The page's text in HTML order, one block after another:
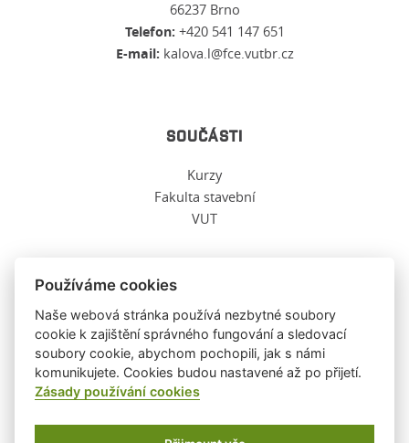
66237 Brno
Telefon: +420 541 147 651
E-mail: kalova.l@fce.vutbr.cz
SOUČÁSTI
Kurzy
Fakulta stavební
VUT
O TĚCHTO WWW
Ochrana osobních údajů
O těchto stránkách
Informace o cookies
Používáme cookies
Naše webová stránka používá nezbytné soubory
cookie k zajištění správného fungování a sledovací
soubory cookie, abychom pochopili, jak s námi
komunikujete. Cookies budou nastavené až po přijetí.
Zásady používání cookies